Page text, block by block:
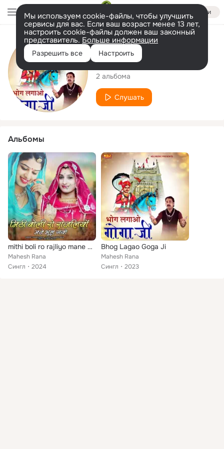
Войти
Мы используем cookie-файлы, чтобы улучшить
сервисы для вас. Если ваш возраст менее 13 лет,
настроить cookie-файлы должен ваш законный
представитель. Больше информации
Разрешить все Настроить
Исполнитель
Mahesh Rana
2 альбома
Слушать
Альбомы
mithi boli ro rajliyo mane bhul gayo
Mahesh Rana
Сингл
2024
Bhog Lagao Goga Ji
Mahesh Rana
Сингл
2023